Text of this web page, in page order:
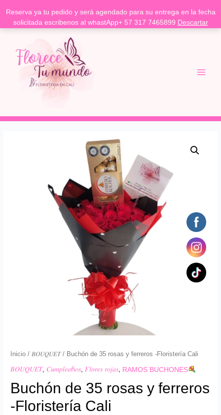
Reserva ya tu pedido y será agendado para su entrega en la fecha
solicitada escribenos al whastApp+ 57 317 7465899 Descartar
contenido
Inicio / 𝐵𝑂𝑈𝑄𝑈𝐸𝑇/ Buchón de 35 rosas y ferreros -Floristería Cali
𝐵𝑂𝑈𝑄𝑈𝐸𝑇, 𝐶𝑢𝑚𝑝𝑙𝑒𝑎ñ𝑜𝑠,𝐹𝑙𝑜𝑟𝑒𝑠 𝑟𝑜𝑗𝑎𝑠, RAMOS BUCHONES
Buchón de 35 rosas y ferreros
-Floristería Cali